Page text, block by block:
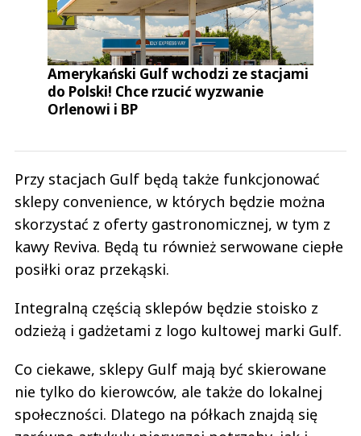
Amerykański Gulf wchodzi ze stacjami
do Polski! Chce rzucić wyzwanie
Orlenowi i BP
Przy stacjach Gulf będą także funkcjonować
sklepy convenience, w których będzie można
skorzystać z oferty gastronomicznej, w tym z
kawy Reviva. Będą tu również serwowane ciepłe
posiłki oraz przekąski.
Integralną częścią sklepów będzie stoisko z
odzieżą i gadżetami z logo kultowej marki Gulf.
Co ciekawe, sklepy Gulf mają być skierowane
nie tylko do kierowców, ale także do lokalnej
społeczności. Dlatego na półkach znajdą się